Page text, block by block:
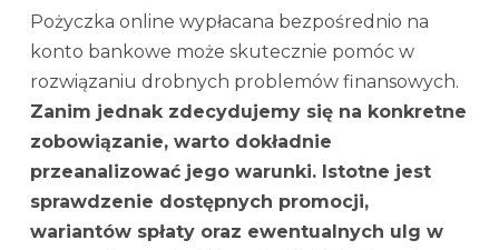
Pożyczka online wypłacana bezpośrednio na
konto bankowe może skutecznie pomóc w
rozwiązaniu drobnych problemów finansowych.
Zanim jednak zdecydujemy się na konkretne
zobowiązanie, warto dokładnie
przeanalizować jego warunki. Istotne jest
sprawdzenie dostępnych promocji,
wariantów spłaty oraz ewentualnych ulg w